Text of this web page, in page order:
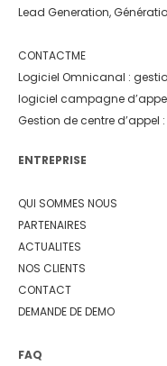
Lead Generation,
CONTACTME
Logiciel Omnicanal :
logiciel campagne
Gestion de centre d’appel
ENTREPRISE
QUI SOMMES NOUS
PARTENAIRES
ACTUALITES
NOS CLIENTS
CONTACT
DEMANDE DE DEMO
FAQ